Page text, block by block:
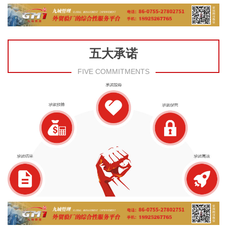
五大承诺
FIVE COMMITMENTS